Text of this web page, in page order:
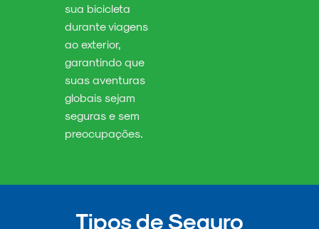
sua bicicleta
durante viagens
ao exterior,
garantindo que
suas aventuras
globais sejam
seguras e sem
preocupações.
Tipos de Seguro